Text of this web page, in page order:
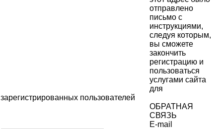
отправлено
письмо с
инструкциями,
следуя которым,
вы сможете
закончить
регистрацию и
пользоваться
услугами сайта
для
зарегистрированных пользователей
ОБРАТНАЯ
СВЯЗЬ
E-mail